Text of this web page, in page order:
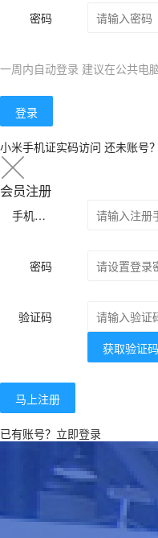
密码
一周内自动登录 建议在公共电
登录
小米手机证实码访问 还未账号？
会员注册
手机号码
密码
验证码
获取验证码
马上注册
已有账号？ 立即登录